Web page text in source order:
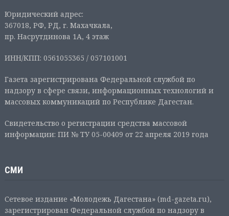
Юридический адрес:
367018, РФ, РД, г. Махачкала,
пр. Насрутдинова 1А, 4 этаж
ИНН/КПП: 0561055365 / 057101001
Газета зарегистрирована Федеральной службой по
надзору в сфере связи, информационных технологий и
массовых коммуникаций по Республике Дагестан.
Свидетельство о регистрации средства массовой
информации: ПИ № ТУ 05-00409 от 22 апреля 2019 года
СМИ
Сетевое издание «Молодежь Дагестана» (md-gazeta.ru),
зарегистрирован Федеральной службой по надзору в